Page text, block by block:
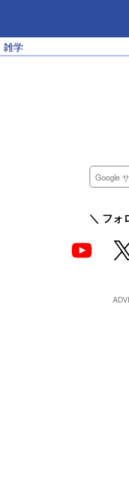
雑学
＼ フォ